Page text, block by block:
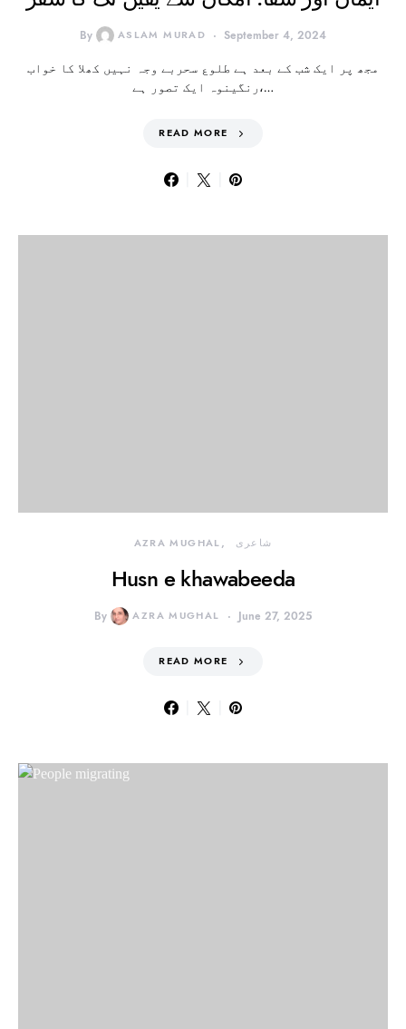
By ASLAM MURAD September 4, 2024
مجھ پر ایک شب کے بعد ہے طلوع سحربے وجہ نہیں کھلا کا خواب
رنگینوہ ایک تصور ہے،…
READ MORE
AZRA MUGHAL شاعری
Husn e khawabeeda
By AZRA MUGHAL June 27, 2025
READ MORE